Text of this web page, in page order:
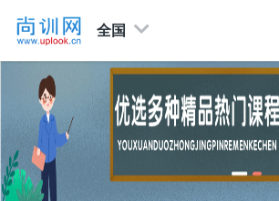
全国